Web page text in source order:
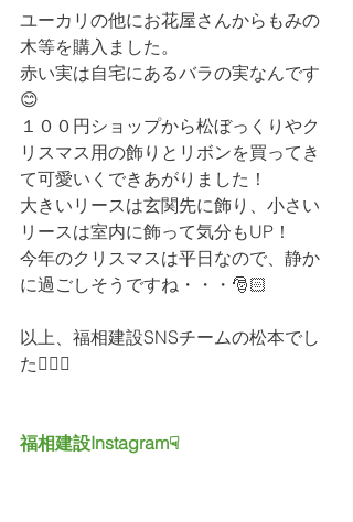
ユーカリの他にお花屋さんからもみの
木等を購入ました。
赤い実は自宅にあるバラの実なんです
😊
１００円ショップから松ぼっくりやク
リスマス用の飾りとリボンを買ってき
て可愛いくできあがりました！
大きいリースは玄関先に飾り、小さい
リースは室内に飾って気分もUP！
今年のクリスマスは平日なので、静か
に過ごしそうですね・・・🎅🏻
以上、福相建設SNSチームの松本でし
た💁🏻‍♀️
福相建設Instagram☟